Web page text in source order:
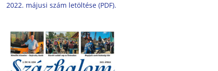
2022. májusi szám letöltése (PDF).